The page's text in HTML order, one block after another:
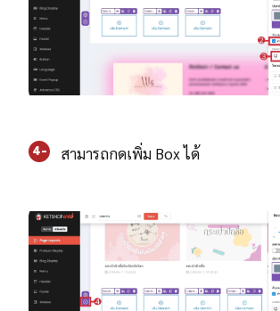
4-
สามารถกดเพิ่ม Box ได้